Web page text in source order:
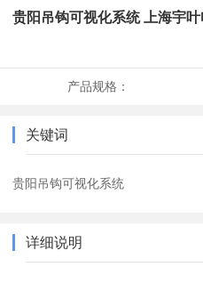
贵阳吊钩可视化系统 上海宇
产品规格：
关键词
贵阳吊钩可视化系统
详细说明